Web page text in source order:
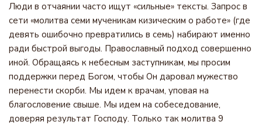
Люди в отчаянии часто ищут «сильные» тексты. Запрос в
сети «молитва семи мученикам кизическим о работе» (где
девять ошибочно превратились в семь) набирают именно
ради быстрой выгоды. Православный подход совершенно
иной. Обращаясь к небесным заступникам, мы просим
поддержки перед Богом, чтобы Он даровал мужество
перенести скорби. Мы идем к врачам, уповая на
благословение свыше. Мы идем на собеседование,
доверяя результат Господу. Только так молитва 9